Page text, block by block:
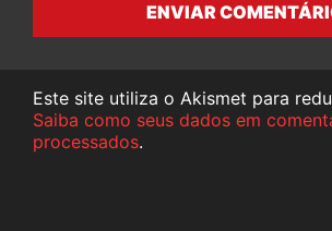
ENVIAR
Este site utiliza o Akismet para
Saiba como seus dados em
processados.